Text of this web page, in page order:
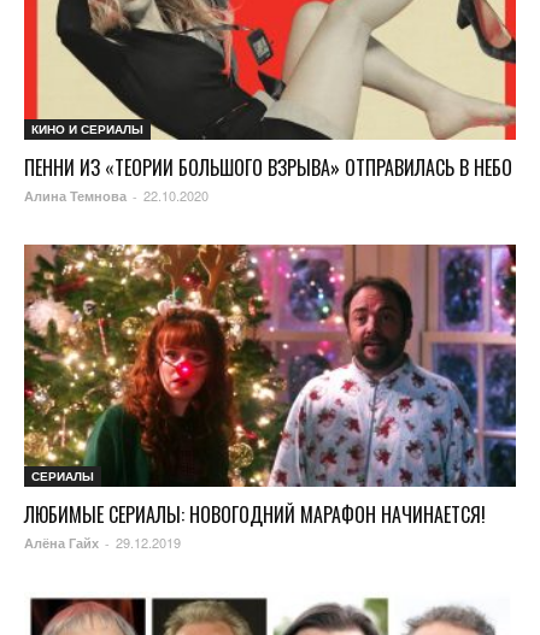
КИНО И СЕРИАЛЫ
ПЕННИ ИЗ «ТЕОРИИ БОЛЬШОГО ВЗРЫВА» ОТПРАВИЛАСЬ В НЕБО
Алина Темнова - 22.10.2020
СЕРИАЛЫ
ЛЮБИМЫЕ СЕРИАЛЫ: НОВОГОДНИЙ МАРАФОН НАЧИНАЕТСЯ!
Алёна Гайх - 29.12.2019